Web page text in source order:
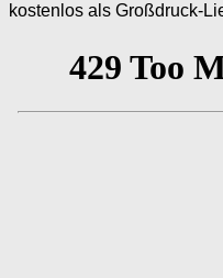
kostenlos als Großdruck-